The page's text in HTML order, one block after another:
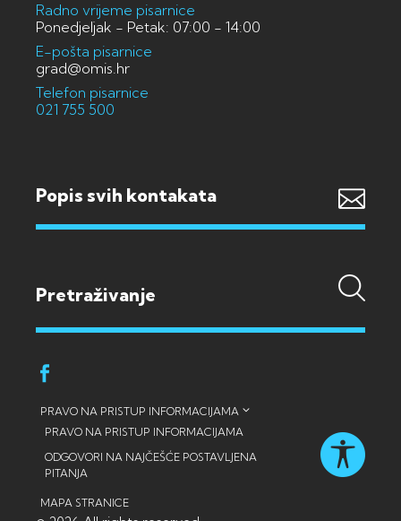
Radno vrijeme pisarnice
Ponedjeljak - Petak: 07:00 - 14:00
E-pošta pisarnice
grad@omis.hr
Telefon pisarnice
021 755 500
Popis svih kontakata
PRAVO NA PRISTUP INFORMACIJAMA
PRAVO NA PRISTUP INFORMACIJAMA
ODGOVORI NA NAJČEŠĆE POSTAVLJENA
PITANJA
MAPA STRANICE